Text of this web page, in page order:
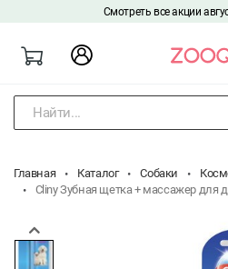
Смотреть все акции
Найти...
Главная Каталог Собаки
Cliny Зубная щетка + массажер для